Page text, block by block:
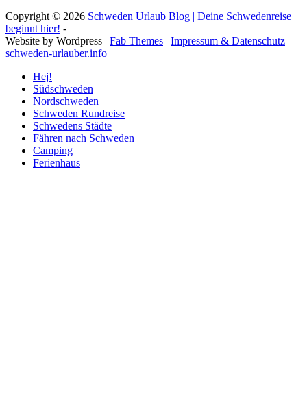
Copyright © 2026 Schweden Urlaub Blog | Deine Schwedenreise
beginnt hier! -
Website by Wordpress | Fab Themes | Impressum & Datenschutz
schweden-urlauber.info
Hej!
Südschweden
Nordschweden
Schweden Rundreise
Schwedens Städte
Fähren nach Schweden
Camping
Ferienhaus